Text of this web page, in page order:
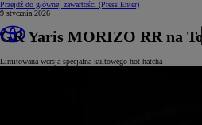
Przejdź do głównej zawartości (Press Enter)
9 stycznia 2026
GR Yaris MORIZO RR na
Limitowana wersja specjalna kultowego hot hatcha